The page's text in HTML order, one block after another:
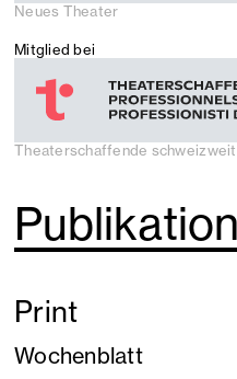
Neues Theater
Mitglied bei
Theaterschaffende schweizweit
Print
Wochenblatt